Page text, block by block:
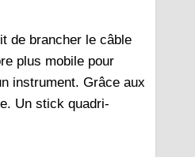
de brancher le câble
plus mobile pour
instrument. Grâce aux
Un stick quadri-